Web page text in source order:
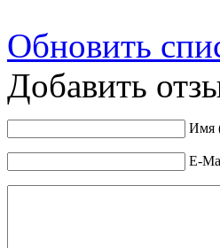
Обновить
Добавить
Имя
E-